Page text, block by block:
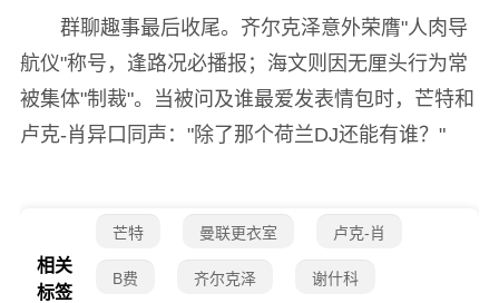
群聊趣事最后收尾。齐尔克泽意外荣膺"人肉导
航仪"称号，逢路况必播报；海文则因无厘头行为常
被集体"制裁"。当被问及谁最爱发表情包时，芒特和
卢克-肖异口同声："除了那个荷兰DJ还能有谁？"
相关
标签
芒特 曼联更衣室 卢克-肖
B费 齐尔克泽 谢什科